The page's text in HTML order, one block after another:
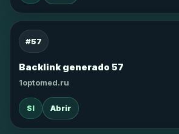
#57
Backlink generado 57
1optomed.ru
SI Abrir